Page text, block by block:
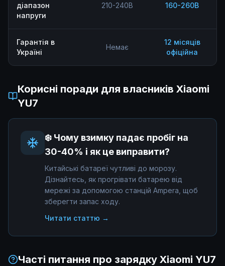
діапазон
напруги
210-240В 160-260В
Гарантія в
Україні
Немає
12 місяців
офіційна
Корисні поради для власників Xiaomi
YU7
❄️ Чому взимку падає пробіг на
30-40% і як це виправити?
Китайські батареї чутливі до морозу.
Дізнайтесь, як прогрівати батарею від
мережі за допомогою станцій Ampera, щоб
зберегти запас ходу.
Читати статтю →
Часті питання про зарядку Xiaomi YU7